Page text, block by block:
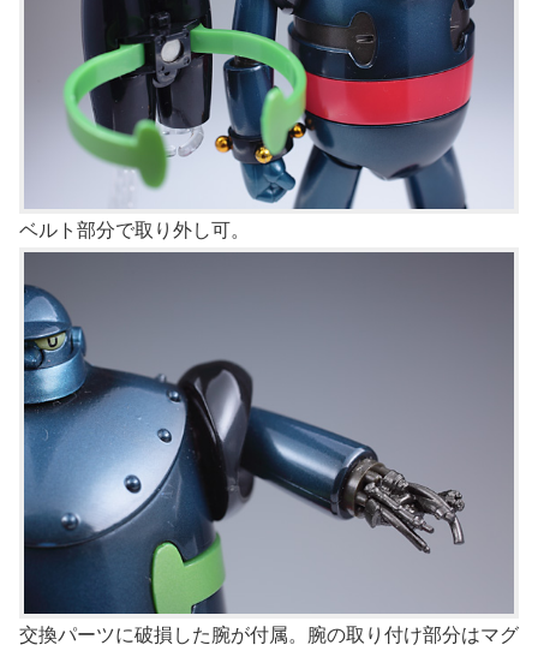
ベルト部分で取り外し可。
交換パーツに破損した腕が付属。腕の取り付け部分はマグ